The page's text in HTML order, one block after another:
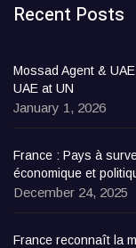
Recent Posts
Mossad Agent &
UAE at UN
January 1, 2026
France : Pays à
économique et
December 24, 2025
France reconnaît la